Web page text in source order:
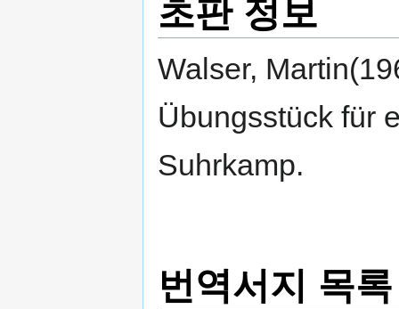
초판 정보
Walser,
Übungsstück für
Suhrkamp.
번역서지 목록